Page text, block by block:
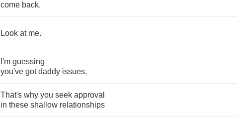
come back.
Look at me.
I'm guessing
you've got daddy issues.
That's why you seek approval
in these shallow relationships